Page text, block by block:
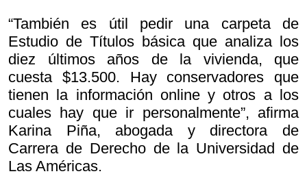
“También es útil pedir una carpeta de
Estudio de Títulos básica que analiza los
diez últimos años de la vivienda, que
cuesta $13.500. Hay conservadores que
tienen la información online y otros a los
cuales hay que ir personalmente”, afirma
Karina Piña, abogada y directora de
Carrera de Derecho de la Universidad de
Las Américas.